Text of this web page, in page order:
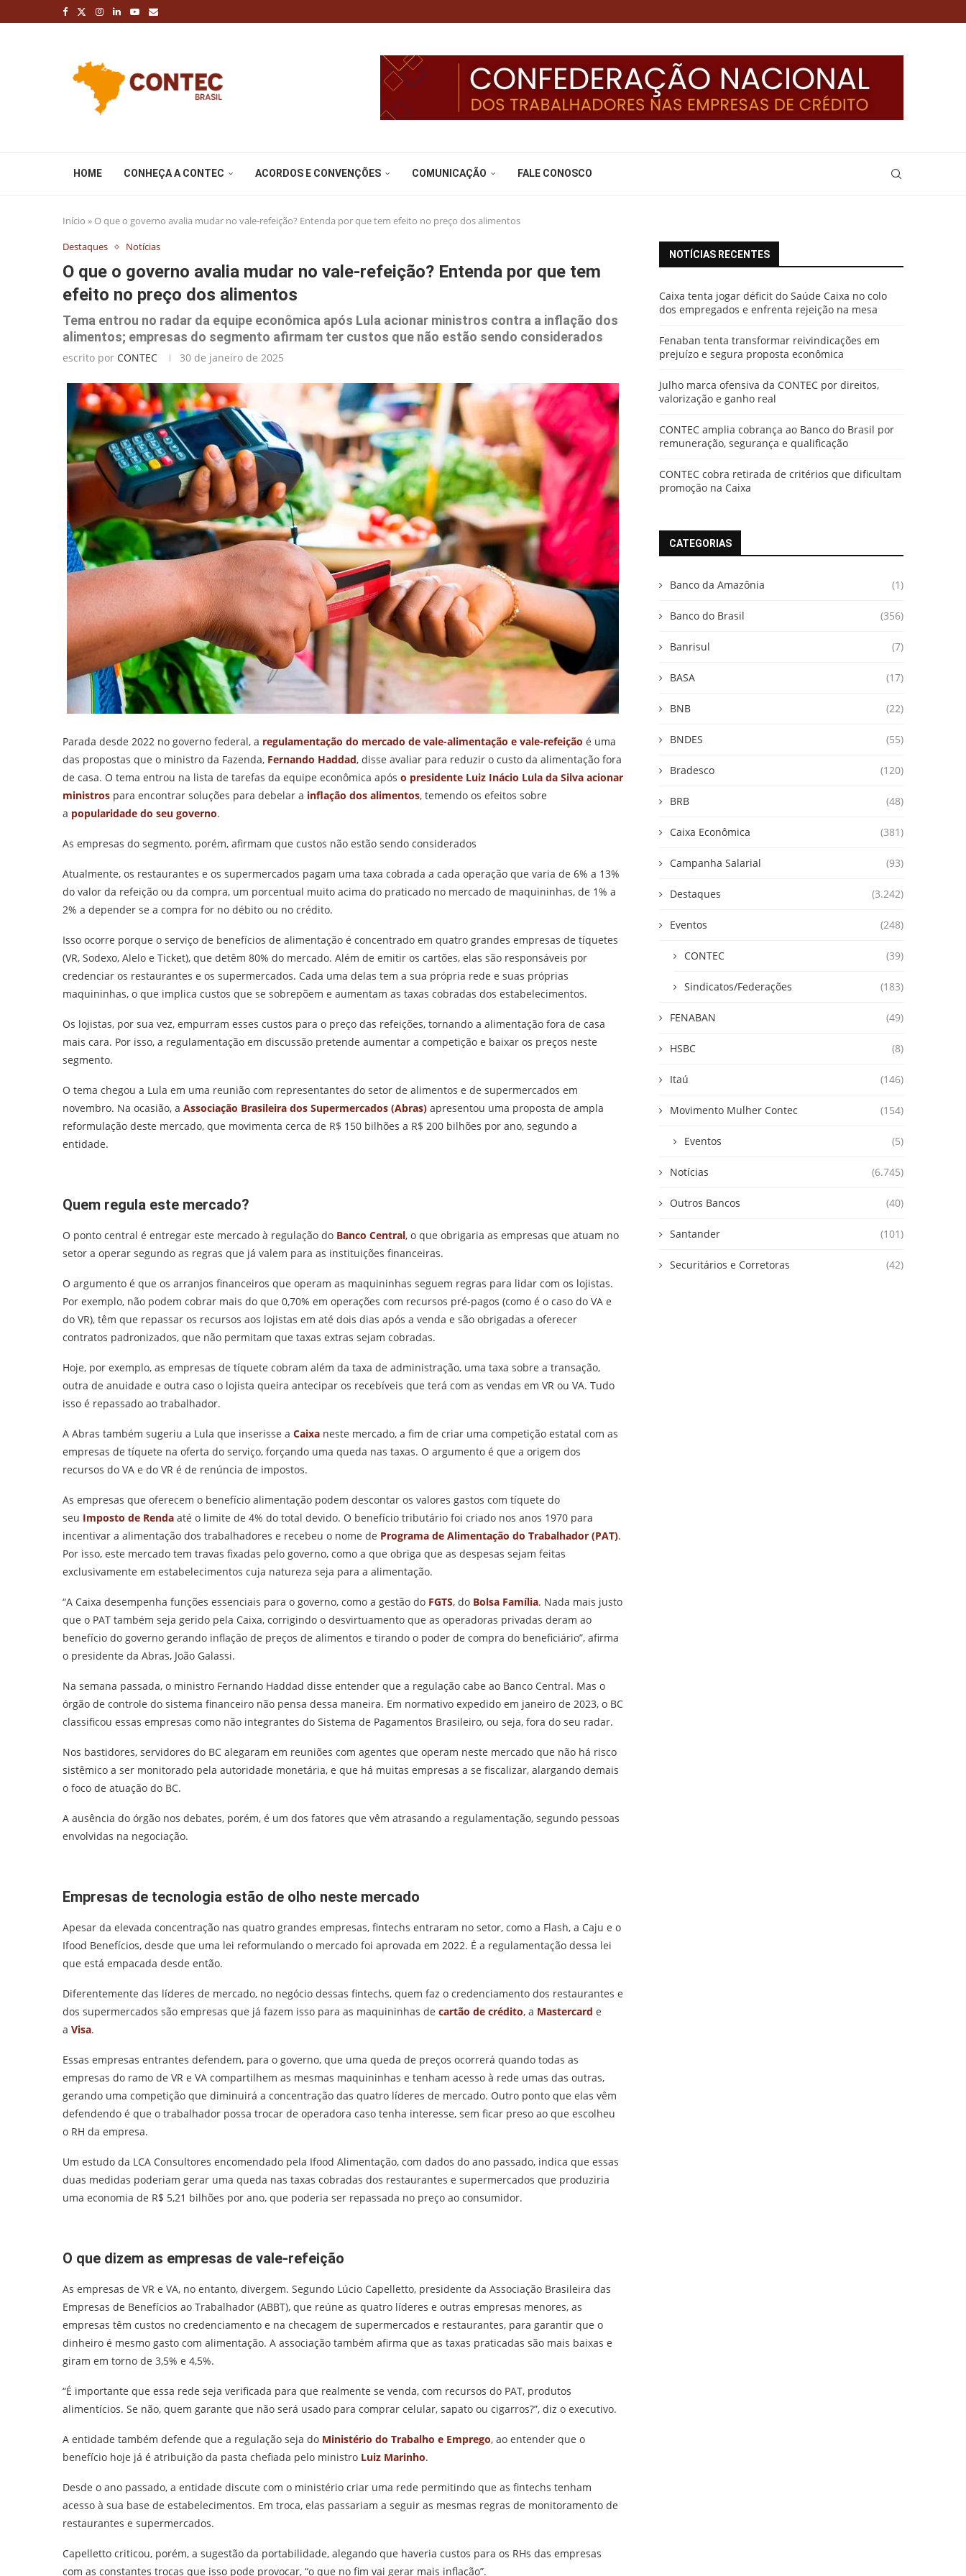
HOME CONHEÇA A CONTEC ACORDOS E CONVENÇÕES COMUNICAÇÃO FALE CONOSCO
Início » O que o governo avalia mudar no vale-refeição? Entenda por que tem efeito no preço dos alimentos
Destaques
Notícias
O que o governo avalia mudar no vale-refeição? Entenda por que tem
efeito no preço dos alimentos
Tema entrou no radar da equipe econômica após Lula acionar ministros contra a inflação dos
alimentos; empresas do segmento afirmam ter custos que não estão sendo considerados
escrito por CONTEC 30 de janeiro de 2025
Parada desde 2022 no governo federal, a regulamentação do mercado de vale-alimentação e vale-refeição é uma
das propostas que o ministro da Fazenda, Fernando Haddad, disse avaliar para reduzir o custo da alimentação fora
de casa. O tema entrou na lista de tarefas da equipe econômica após o presidente Luiz Inácio Lula da Silva acionar
ministros para encontrar soluções para debelar a inflação dos alimentos, temendo os efeitos sobre
a popularidade do seu governo.
As empresas do segmento, porém, afirmam que custos não estão sendo considerados
Atualmente, os restaurantes e os supermercados pagam uma taxa cobrada a cada operação que varia de 6% a 13%
do valor da refeição ou da compra, um porcentual muito acima do praticado no mercado de maquininhas, de 1% a
2% a depender se a compra for no débito ou no crédito.
Isso ocorre porque o serviço de benefícios de alimentação é concentrado em quatro grandes empresas de tíquetes
(VR, Sodexo, Alelo e Ticket), que detêm 80% do mercado. Além de emitir os cartões, elas são responsáveis por
credenciar os restaurantes e os supermercados. Cada uma delas tem a sua própria rede e suas próprias
maquininhas, o que implica custos que se sobrepõem e aumentam as taxas cobradas dos estabelecimentos.
Os lojistas, por sua vez, empurram esses custos para o preço das refeições, tornando a alimentação fora de casa
mais cara. Por isso, a regulamentação em discussão pretende aumentar a competição e baixar os preços neste
segmento.
O tema chegou a Lula em uma reunião com representantes do setor de alimentos e de supermercados em
novembro. Na ocasião, a Associação Brasileira dos Supermercados (Abras) apresentou uma proposta de ampla
reformulação deste mercado, que movimenta cerca de R$ 150 bilhões a R$ 200 bilhões por ano, segundo a
entidade.
Quem regula este mercado?
O ponto central é entregar este mercado à regulação do Banco Central, o que obrigaria as empresas que atuam no
setor a operar segundo as regras que já valem para as instituições financeiras.
O argumento é que os arranjos financeiros que operam as maquininhas seguem regras para lidar com os lojistas.
Por exemplo, não podem cobrar mais do que 0,70% em operações com recursos pré-pagos (como é o caso do VA e
do VR), têm que repassar os recursos aos lojistas em até dois dias após a venda e são obrigadas a oferecer
contratos padronizados, que não permitam que taxas extras sejam cobradas.
Hoje, por exemplo, as empresas de tíquete cobram além da taxa de administração, uma taxa sobre a transação,
outra de anuidade e outra caso o lojista queira antecipar os recebíveis que terá com as vendas em VR ou VA. Tudo
isso é repassado ao trabalhador.
A Abras também sugeriu a Lula que inserisse a Caixa neste mercado, a fim de criar uma competição estatal com as
empresas de tíquete na oferta do serviço, forçando uma queda nas taxas. O argumento é que a origem dos
recursos do VA e do VR é de renúncia de impostos.
As empresas que oferecem o benefício alimentação podem descontar os valores gastos com tíquete do
seu Imposto de Renda até o limite de 4% do total devido. O benefício tributário foi criado nos anos 1970 para
incentivar a alimentação dos trabalhadores e recebeu o nome de Programa de Alimentação do Trabalhador (PAT).
Por isso, este mercado tem travas fixadas pelo governo, como a que obriga que as despesas sejam feitas
exclusivamente em estabelecimentos cuja natureza seja para a alimentação.
“A Caixa desempenha funções essenciais para o governo, como a gestão do FGTS, do Bolsa Família. Nada mais justo
que o PAT também seja gerido pela Caixa, corrigindo o desvirtuamento que as operadoras privadas deram ao
benefício do governo gerando inflação de preços de alimentos e tirando o poder de compra do beneficiário”, afirma
o presidente da Abras, João Galassi.
Na semana passada, o ministro Fernando Haddad disse entender que a regulação cabe ao Banco Central. Mas o
órgão de controle do sistema financeiro não pensa dessa maneira. Em normativo expedido em janeiro de 2023, o BC
classificou essas empresas como não integrantes do Sistema de Pagamentos Brasileiro, ou seja, fora do seu radar.
Nos bastidores, servidores do BC alegaram em reuniões com agentes que operam neste mercado que não há risco
sistêmico a ser monitorado pela autoridade monetária, e que há muitas empresas a se fiscalizar, alargando demais
o foco de atuação do BC.
A ausência do órgão nos debates, porém, é um dos fatores que vêm atrasando a regulamentação, segundo pessoas
envolvidas na negociação.
Empresas de tecnologia estão de olho neste mercado
Apesar da elevada concentração nas quatro grandes empresas, fintechs entraram no setor, como a Flash, a Caju e o
Ifood Benefícios, desde que uma lei reformulando o mercado foi aprovada em 2022. É a regulamentação dessa lei
que está empacada desde então.
Diferentemente das líderes de mercado, no negócio dessas fintechs, quem faz o credenciamento dos restaurantes e
dos supermercados são empresas que já fazem isso para as maquininhas de cartão de crédito, a Mastercard e
a Visa.
Essas empresas entrantes defendem, para o governo, que uma queda de preços ocorrerá quando todas as
empresas do ramo de VR e VA compartilhem as mesmas maquininhas e tenham acesso à rede umas das outras,
gerando uma competição que diminuirá a concentração das quatro líderes de mercado. Outro ponto que elas vêm
defendendo é que o trabalhador possa trocar de operadora caso tenha interesse, sem ficar preso ao que escolheu
o RH da empresa.
Um estudo da LCA Consultores encomendado pela Ifood Alimentação, com dados do ano passado, indica que essas
duas medidas poderiam gerar uma queda nas taxas cobradas dos restaurantes e supermercados que produziria
uma economia de R$ 5,21 bilhões por ano, que poderia ser repassada no preço ao consumidor.
O que dizem as empresas de vale-refeição
As empresas de VR e VA, no entanto, divergem. Segundo Lúcio Capelletto, presidente da Associação Brasileira das
Empresas de Benefícios ao Trabalhador (ABBT), que reúne as quatro líderes e outras empresas menores, as
empresas têm custos no credenciamento e na checagem de supermercados e restaurantes, para garantir que o
dinheiro é mesmo gasto com alimentação. A associação também afirma que as taxas praticadas são mais baixas e
giram em torno de 3,5% e 4,5%.
“É importante que essa rede seja verificada para que realmente se venda, com recursos do PAT, produtos
alimentícios. Se não, quem garante que não será usado para comprar celular, sapato ou cigarros?”, diz o executivo.
A entidade também defende que a regulação seja do Ministério do Trabalho e Emprego, ao entender que o
benefício hoje já é atribuição da pasta chefiada pelo ministro Luiz Marinho.
Desde o ano passado, a entidade discute com o ministério criar uma rede permitindo que as fintechs tenham
acesso à sua base de estabelecimentos. Em troca, elas passariam a seguir as mesmas regras de monitoramento de
restaurantes e supermercados.
Capelletto criticou, porém, a sugestão da portabilidade, alegando que haveria custos para os RHs das empresas
com as constantes trocas que isso pode provocar, “o que no fim vai gerar mais inflação”.
NOTÍCIAS RECENTES
Caixa tenta jogar déficit do Saúde Caixa no colo
dos empregados e enfrenta rejeição na mesa
Fenaban tenta transformar reivindicações em
prejuízo e segura proposta econômica
Julho marca ofensiva da CONTEC por direitos,
valorização e ganho real
CONTEC amplia cobrança ao Banco do Brasil por
remuneração, segurança e qualificação
CONTEC cobra retirada de critérios que dificultam
promoção na Caixa
CATEGORIAS
Banco da Amazônia (1)
Banco do Brasil (356)
Banrisul (7)
BASA (17)
BNB (22)
BNDES (55)
Bradesco (120)
BRB (48)
Caixa Econômica (381)
Campanha Salarial (93)
Destaques (3.242)
Eventos (248)
CONTEC (39)
Sindicatos/Federações (183)
FENABAN (49)
HSBC (8)
Itaú (146)
Movimento Mulher Contec (154)
Eventos (5)
Notícias (6.745)
Outros Bancos (40)
Santander (101)
Securitários e Corretoras (42)